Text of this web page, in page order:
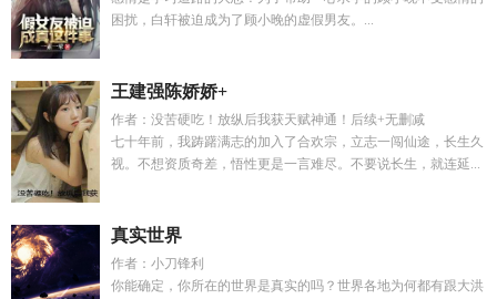
困扰，白轩被迫成为了顾小晚的虚假男友。...
王建强陈娇娇+
作者：没苦硬吃！放纵后我获天赋神通！后续+无删减
七十年前，我踌躇满志的加入了合欢宗，立志一闯仙途，长生久
视。不想资质奇差，悟性更是一言难尽。不要说长生，就连延...
真实世界
作者：小刀锋利
你能确定，你所在的世界是真实的吗？世界各地为何都有跟大洪